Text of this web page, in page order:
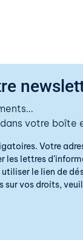
votre boîte
Votre
les lettres
le lien de
sur vos droits,